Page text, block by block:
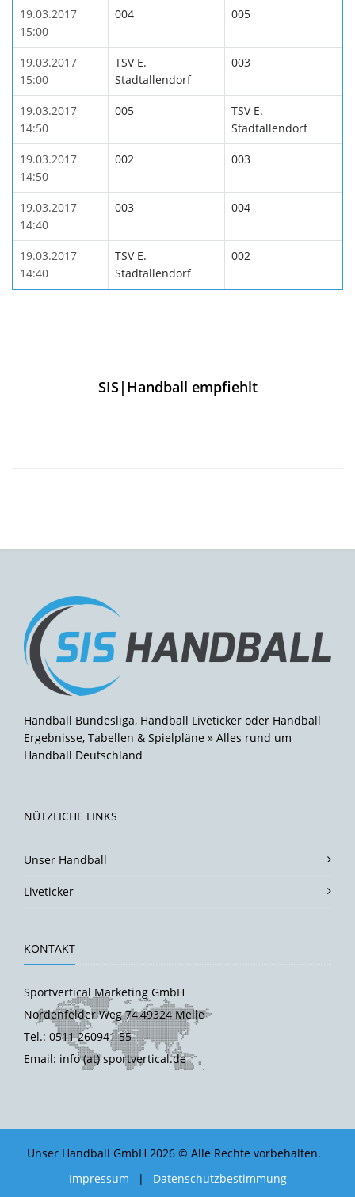
19.03.2017
15:00
004 005
19.03.2017
15:00
TSV E.
Stadtallendorf
003
19.03.2017
14:50
005
TSV E.
Stadtallendorf
19.03.2017
14:50
002 003
19.03.2017
14:40
003 004
19.03.2017
14:40
TSV E.
Stadtallendorf
002
SIS|Handball empfiehlt
Handball Bundesliga, Handball Liveticker oder Handball
Ergebnisse, Tabellen & Spielpläne » Alles rund um
Handball Deutschland
NÜTZLICHE LINKS
Unser Handball
Liveticker
KONTAKT
Sportvertical Marketing GmbH
Nordenfelder Weg 74,49324 Melle
Tel.: 0511 260941 55
Email: info (at) sportvertical.de
Unser Handball GmbH 2026 © Alle Rechte vorbehalten.
Impressum
| Datenschutzbestimmung